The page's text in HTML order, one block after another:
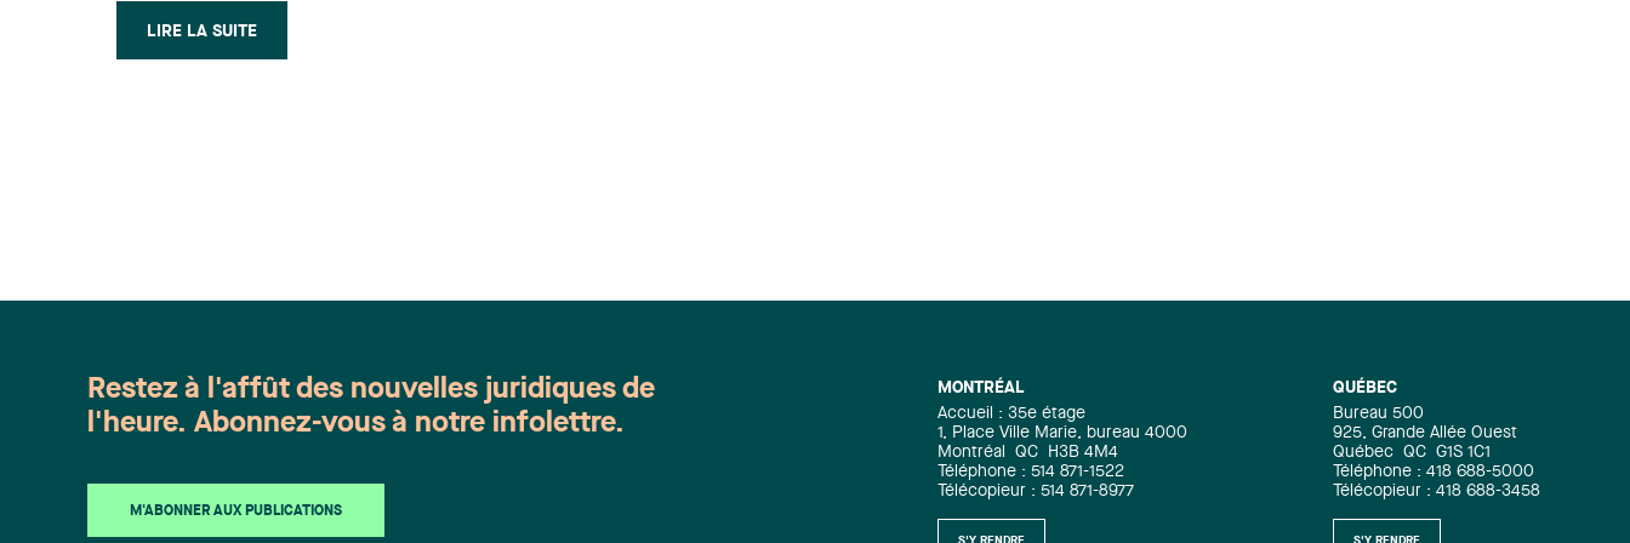
de transparence Votre entreprise et la
pandémie de grippe A (H1N1)
LIRE LA SUITE
MONTRÉAL
Accueil : 35e étage
1, Place Ville Marie, bureau 4000
Montréal
QC
H3B 4M4
Téléphone : 514 871-1522
Télécopieur : 514 871-8977
S'Y RENDRE
QUÉBEC
Bureau 500
925, Grande Allée Ouest
Québec QC G1S 1C1
Téléphone : 418 688-5000
Télécopieur : 418 688-3458
S'Y RENDRE
Restez à l'affût des nouvelles juridiques de
l'heure. Abonnez-vous à notre infolettre.
M'ABONNER AUX PUBLICATIONS